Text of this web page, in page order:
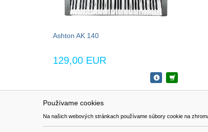
Používame cookies
Na našich webových stránkach používame súbory cookie na
Ashton AK 140
129,00 EUR